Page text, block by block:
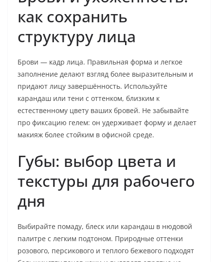
как сохранить
структуру лица
Брови — кадр лица. Правильная форма и легкое
заполнение делают взгляд более выразительным и
придают лицу завершённость. Используйте
карандаш или тени с оттенком, близким к
естественному цвету ваших бровей. Не забывайте
про фиксацию гелем: он удерживает форму и делает
макияж более стойким в офисной среде.
Губы: выбор цвета и
текстуры для рабочего
дня
Выбирайте помаду, блеск или карандаш в нюдовой
палитре с легким подтоном. Природные оттенки
розового, персикового и теплого бежевого подходят